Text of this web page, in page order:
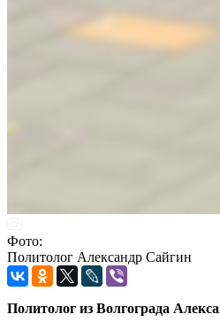
Фото:
Политолог Александр Сайгин
Политолог из Волгограда